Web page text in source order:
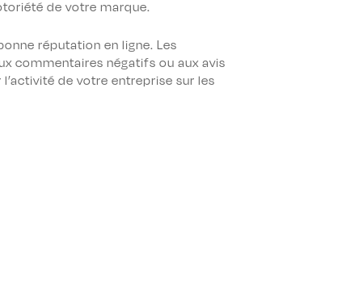
de votre marque.
réputation en ligne. Les
commentaires négatifs ou aux avis
de votre entreprise sur les